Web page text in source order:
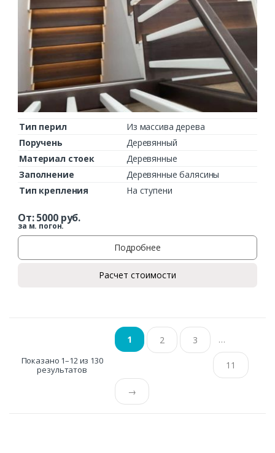
Тип перил
Из массива дерева
Поручень
Деревянный
Материал стоек
Деревянные
Заполнение
Деревянные балясины
Тип крепления
На ступени
От:5000руб.
за м. погон.
Подробнее
Расчет стоимости
Показано 1–12 из 130
результатов
1 2 3 …
11
→